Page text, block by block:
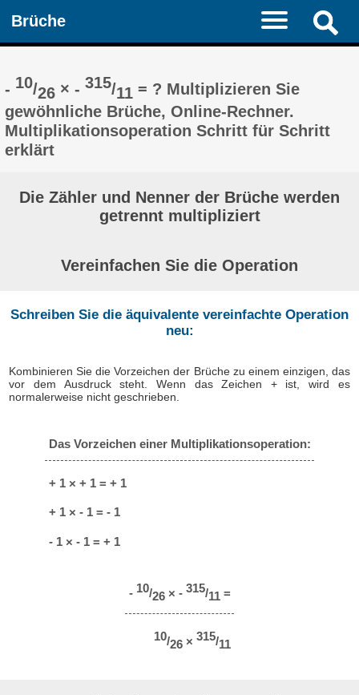
Brüche
- 10/26 × -315/11 = ? Multiplizieren Sie
gewöhnliche Brüche, Online-Rechner.
Multiplikationsoperation Schritt für Schritt
erklärt
Die Zähler und Nenner der Brüche werden
getrennt multipliziert
Vereinfachen Sie die Operation
Schreiben Sie die äquivalente vereinfachte Operation
neu:
Kombinieren Sie die Vorzeichen der Brüche zu einem einzigen, das
vor dem Ausdruck steht. Wenn das Zeichen + ist, wird es
normalerweise nicht geschrieben.
Das Vorzeichen einer Multiplikationsoperation:
+ 1 × + 1 = + 1
+ 1 × - 1 = - 1
- 1 × - 1 = + 1
- 10/26× - 315/11 =
10/26× 315/11